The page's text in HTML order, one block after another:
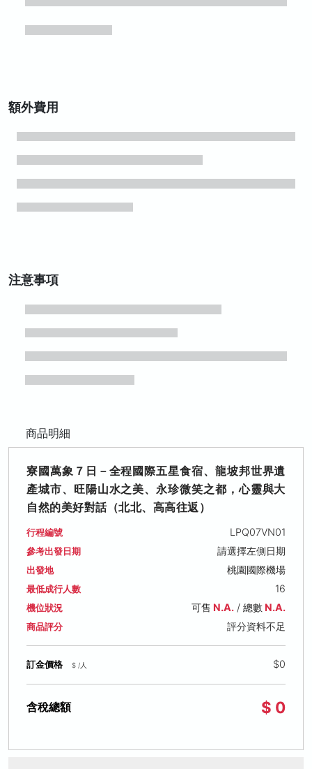
額外費用
注意事項
商品明細
寮國萬象７日－全程國際五星食宿、龍坡邦世界遺
產城市、旺陽山水之美、永珍微笑之都，心靈與大
自然的美好對話（北北、高高往返）
行程編號 LPQ07VN01
參考出發日期 請選擇左側日期
出發地 桃園國際機場
最低成行人數 16
機位狀況 可售 N.A./ 總數N.A.
商品評分 評分資料不足
訂金價格 $ /人 $0
含稅總額 $ 0